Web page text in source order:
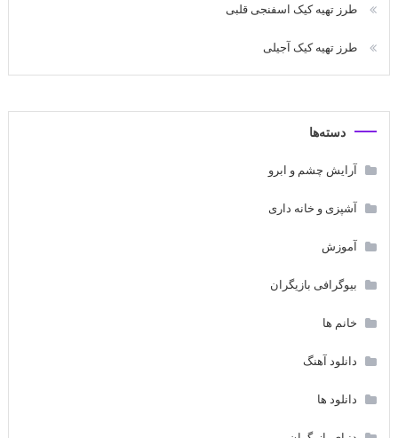
طرز تهیه کیک اسفنجی قلبی
طرز تهیه کیک آجیلی
دسته‌ها
آرایش چشم و ابرو
آشپزی و خانه داری
آموزش
بیوگرافی بازیگران
خانم ها
دانلود آهنگ
دانلود ها